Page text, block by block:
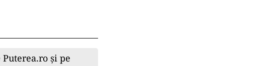
noile condiții de